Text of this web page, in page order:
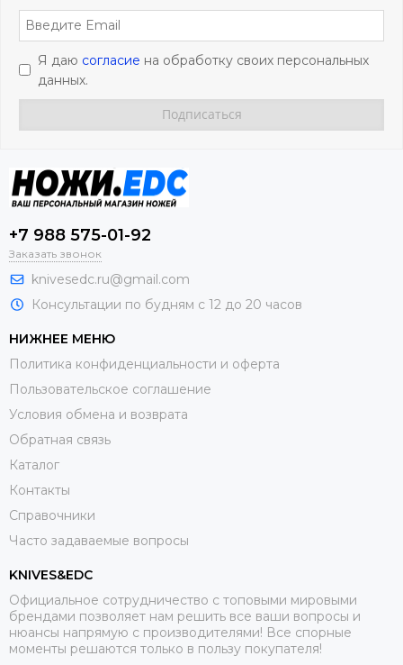
Я даю согласие на обработку своих персональных
данных.
+7 988 575-01-92
Заказать звонок
knivesedc.ru@gmail.com
Консультации по будням с 12 до 20 часов
НИЖНЕЕ МЕНЮ
Политика конфиденциальности и оферта
Пользовательское соглашение
Условия обмена и возврата
Обратная связь
Каталог
Контакты
Справочники
Часто задаваемые вопросы
KNIVES&EDC
Официальное сотрудничество с топовыми мировыми
брендами позволяет нам решить все ваши вопросы и
нюансы напрямую с производителями! Все спорные
моменты решаются только в пользу покупателя!